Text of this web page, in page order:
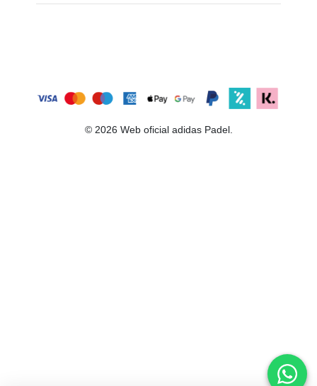
© 2026 Web oficial adidas Padel.